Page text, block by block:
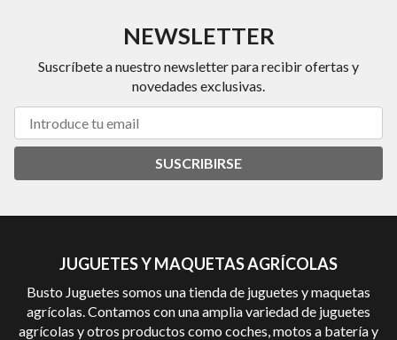
NEWSLETTER
Suscríbete a nuestro newsletter para recibir ofertas y
novedades exclusivas.
SUSCRIBIRSE
JUGUETES Y MAQUETAS AGRÍCOLAS
Busto Juguetes somos una tienda de juguetes y maquetas
agrícolas. Contamos con una amplia variedad de juguetes
agrícolas y otros productos como coches, motos a batería y